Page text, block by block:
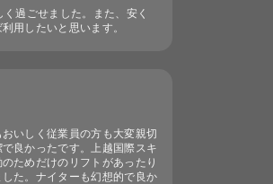
過ごせました。また、安く
用したいと思います。
いしく従業員の方も大変親切
良かったです。上越国際スキ
ためだけのリフトがあったり
た。ナイターも幻想的で良か